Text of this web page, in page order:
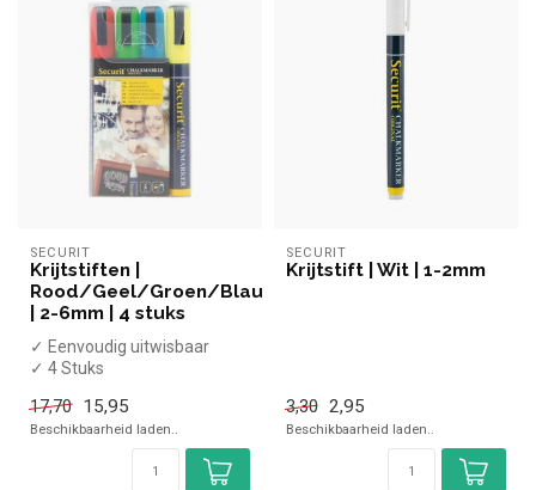
SECURIT
Krijtstiften |
Rood/Geel/Groen/Blauw
| 2-6mm | 4 stuks
✓ Eenvoudig uitwisbaar
✓ 4 Stuks
✓ Rood/Geel/Groen/Blauw
17,70 15,95
Beschikbaarheid laden..
SECURIT
Krijtstift | Wit | 1-2mm
3,30 2,95
Beschikbaarheid laden..